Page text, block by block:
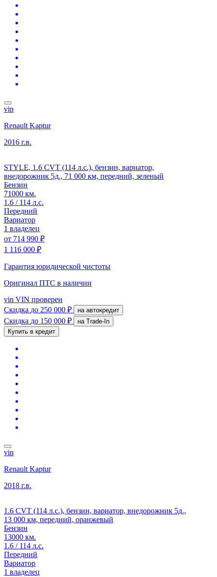
vin
Renault Kaptur
2016 г.в.
STYLE, 1.6 CVT (114 л.с.), бензин, вариатор,
внедорожник 5д., 71 000 км, передний, зеленый
Бензин
71000 км.
1.6 / 114 л.с.
Передний
Вариатор
1 владелец
от 714 990 ₽
1 116 000 ₽
Гарантия юридической чистоты
Оригинал ПТС в наличии
vin VIN проверен
Скидка до 250 000 ₽ на автокредит
Скидка до 150 000 ₽
на Trade-In
Купить в кредит
vin
Renault Kaptur
2018 г.в.
1.6 CVT (114 л.с.), бензин, вариатор, внедорожник 5д.,
13 000 км, передний, оранжевый
Бензин
13000 км.
1.6 / 114 л.с.
Передний
Вариатор
1 владелец